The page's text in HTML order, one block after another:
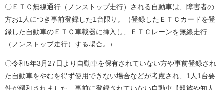
〇ＥＴＣ無線通行（ノンストップ走行）される自動車は、障害者の
方お1人につき事前登録した1台限り。（登録したＥＴＣカードを登
録した自動車のＥＴＣ車載器に挿入し、ＥＴＣレーンを無線走行
（ノンストップ走行）する場合。）
〇令和5年3月27日より自動車を保有されていない方や事前登録され
た自動車をやむを得ず使用できない場合などが考慮され、1人1台要
件が緩和されました。事前に登録されていない自動車【親族や知人